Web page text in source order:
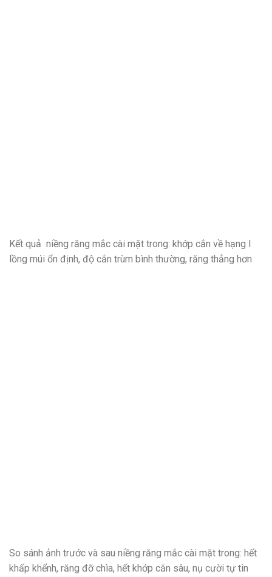
Kết quả niềng răng mắc cài mặt trong: khớp cắn về hạng I
lồng múi ổn định, độ cắn trùm bình thường, răng thẳng hơn
So sánh ảnh trước và sau niềng răng mắc cài mặt trong: hết
khấp khểnh, răng đỡ chìa, hết khớp cắn sâu, nụ cười tự tin